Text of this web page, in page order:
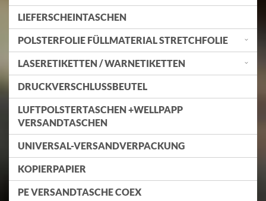
LIEFERSCHEINTASCHEN
POLSTERFOLIE FÜLLMATERIAL STRETCHFOLIE
LASERETIKETTEN / WARNETIKETTEN
DRUCKVERSCHLUSSBEUTEL
LUFTPOLSTERTASCHEN +WELLPAPP
VERSANDTASCHEN
UNIVERSAL-VERSANDVERPACKUNG
KOPIERPAPIER
PE VERSANDTASCHE COEX